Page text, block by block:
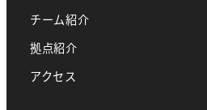
チーム紹介
拠点紹介
アクセス